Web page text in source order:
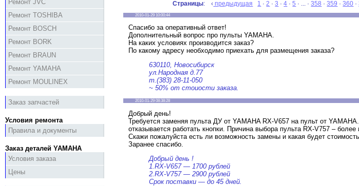
Ремонт JVC
Ремонт TOSHIBA
Ремонт BOSCH
Ремонт BORK
Ремонт BRAUN
Ремонт YAMAHA
Ремонт MOULINEX
Заказ запчастей
Условия ремонта
Правила и документы
Заказ деталей YAMAHA
Условия заказа
Цены
Страницы: ‹ предыдущая 1 · 2 ·3 ·4 ·5 · ... ·358 ·359 ·360 ·
2010-01-29 10:00:44
Спасибо за оперативный ответ!
Дополнительный вопрос про пульты YAMAHA.
На каких условиях производится заказ?
По какому адресу необходимо приехать для размещения заказа?
630110, Новосибирск
ул.Народная д.77
т.(383) 28-11-050
~ 50% от стоиости заказа.
2010-01-29 08:38:28
Добрый день!
Требуется заменяя пульта ДУ от YAMAHA RX-V657 на пульт от
отказывается работать кнопки. Причина выбора пульта RX-V757 –
Скажи пожалуйста есть ли возможность замены и какая будет
Заранее спасибо.
Добрый день !
1.RX-V657 — 1700 рублей
2.RX-V757 — 2900 рублей
Срок поставки — до 45 дней.